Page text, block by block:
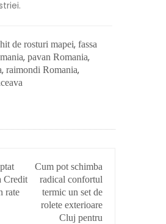
de rosturi mapei, fassa
, pavan Romania,
, raimondi Romania,
Credit
rate
Cum pot schimba
radical confortul
termic un set de
rolete exterioare
Cluj pentru